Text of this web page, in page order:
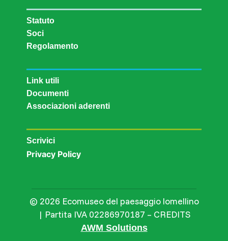
Statuto
Soci
Regolamento
Link utili
Documenti
Associazioni aderenti
Scrivici
Privacy Policy
© 2026 Ecomuseo del paesaggio lomellino
| Partita IVA 02286970187 – CREDITS
AWM Solutions